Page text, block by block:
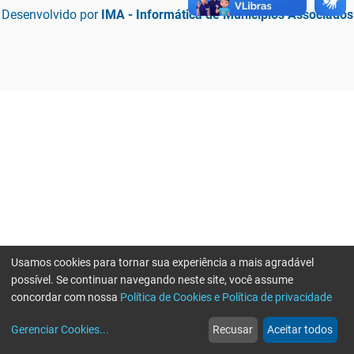
Desenvolvido por IMA - Informática de Municípios Associados
web
Notícias
more_horiz
Mais
Usamos cookies para tornar sua experiência a mais agradável
possível. Se continuar navegando neste site, você assume
concordar com nossa Política de Cookies e Política de privacidade
Gerenciar Cookies... Recusar Aceitar todos
Erro ao enviar informações, por favor tente novamente